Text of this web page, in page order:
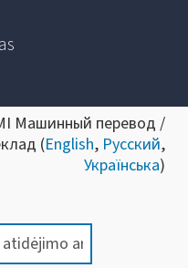
Машинный перевод /
(English, Русский,
Українська)